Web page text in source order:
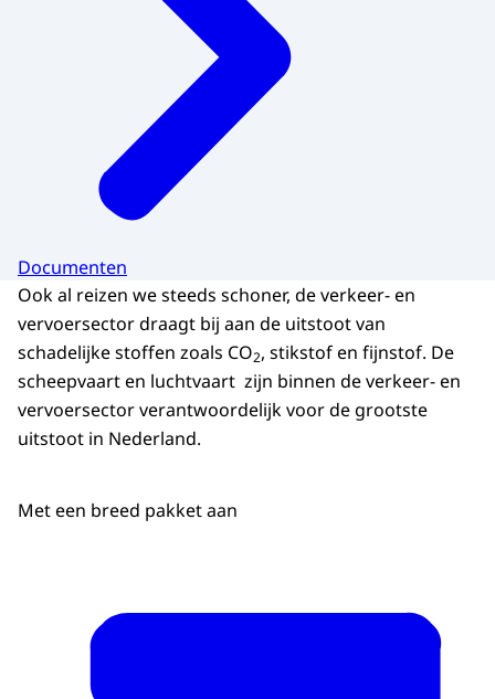
Documenten
Ook al reizen we steeds schoner, de verkeer- en
vervoersector draagt bij aan de uitstoot van
schadelijke stoffen zoals CO2, stikstof en fijnstof. De
scheepvaart en luchtvaart zijn binnen de verkeer- en
vervoersector verantwoordelijk voor de grootste
uitstoot in Nederland.
Met een breed pakket aan